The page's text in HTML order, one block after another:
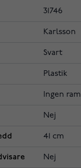
31746
Karlsson
Svart
Plastik
Ingen ram
Nej
41 cm
Nej